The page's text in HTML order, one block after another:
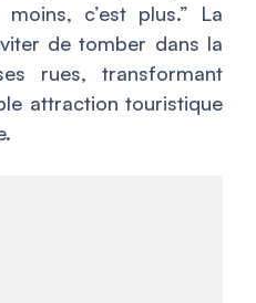
c’est plus.” La
de tomber dans la
rues, transformant
attraction touristique